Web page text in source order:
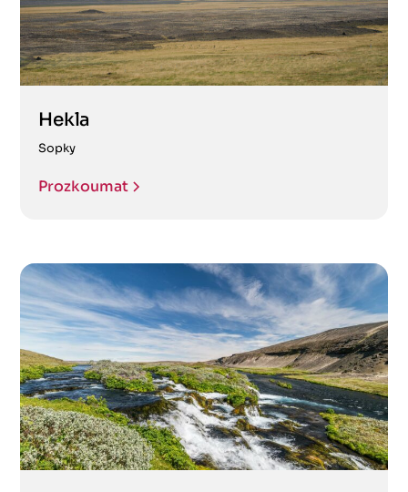
Hekla
Sopky
Prozkoumat